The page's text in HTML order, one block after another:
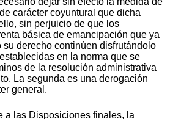
carácter coyuntural que dicha
sin perjuicio de que los
básica de emancipación que ya
su derecho continúen disfrutándolo
en la norma que se
de la resolución administrativa
La segunda es una derogación
general.
a las Disposiciones finales, la